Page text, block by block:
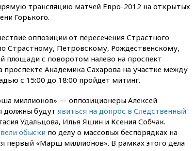
02:30Трамп попросил
отпустить его с круглого стола
01:35 Мигрант погиб при
попытке попасть из Марокко в
Сеуту на параплане
00:30 FT: ЕС не готов принять в
вчера, 23:35 Лукашенко
объяснил экономическую
выгоду безвизового режима с
ЕС
трансляцию матчей Евро-2012 на открытых
Горького.
оппозиции от пересечения Страстного
Страстному, Петровскому, Рождественскому,
площади с поворотом налево на проспект
проспекте Академика Сахарова на участке между
с 15:00 до 18:00 пройдет митинг.
миллионов» — оппозиционеры Алексей
должны будут явиться на допрос в Следственный
Удальцова, Илья Яшин и Ксения Собчак.
обыски по делу о массовых беспорядках на
первый «Марш миллионов». В рамках этого дела